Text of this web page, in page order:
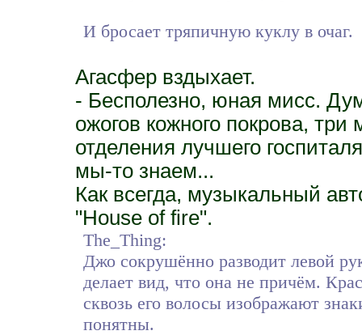
И бросает тряпичную куклу в очаг.
Агасфер вздыхает.
- Бесполезно, юная мисс.
ожогов кожного покрова,
отделения лучшего
мы-то знаем...
Как всегда, музыкальный
"House of fire".
The_Thing:
Джо сокрушённо разводит левой
делает вид, что она не причём.
сквозь его волосы изображают
понятны.